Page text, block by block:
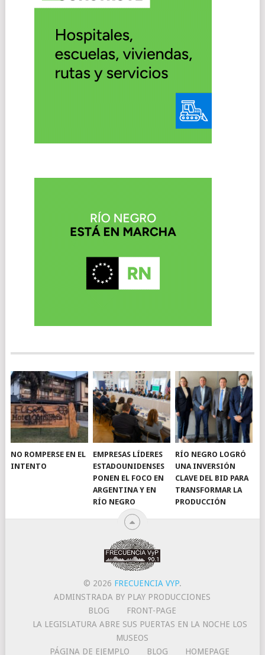
NO ROMPERSE EN EL
INTENTO
EMPRESAS LÍDERES
ESTADOUNIDENSES
PONEN EL FOCO EN
ARGENTINA Y EN
RÍO NEGRO
RÍO NEGRO LOGRÓ
UNA INVERSIÓN
CLAVE DEL BID PARA
TRANSFORMAR LA
PRODUCCIÓN
© 2026 FRECUENCIA VYP.
ADMINSTRADA BY PLAY PRODUCCIONES
BLOG
FRONT-PAGE
LA LEGISLATURA ABRE SUS PUERTAS EN LA NOCHE LOS
MUSEOS
PÁGINA DE EJEMPLO
BLOG HOMEPAGE